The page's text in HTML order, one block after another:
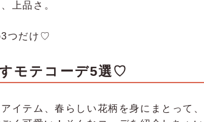
上品さ。
3つだけ♡
モテコーデ5選♡
イテム、春らしい花柄を身にまとって、